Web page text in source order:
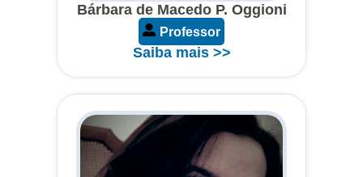
Bárbara de Macedo P. Oggioni
Professor
Saiba mais >>